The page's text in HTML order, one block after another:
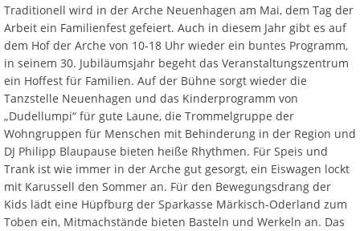
Traditionell wird in der Arche Neuenhagen am Mai, dem Tag der
Arbeit ein Familienfest gefeiert. Auch in diesem Jahr gibt es auf
dem Hof der Arche von 10-18 Uhr wieder ein buntes Programm,
in seinem 30. Jubiläumsjahr begeht das Veranstaltungszentrum
ein Hoffest für Familien. Auf der Bühne sorgt wieder die
Tanzstelle Neuenhagen und das Kinderprogramm von
„Dudellumpi“ für gute Laune, die Trommelgruppe der
Wohngruppen für Menschen mit Behinderung in der Region und
DJ Philipp Blaupause bieten heiße Rhythmen. Für Speis und
Trank ist wie immer in der Arche gut gesorgt, ein Eiswagen lockt
mit Karussell den Sommer an. Für den Bewegungsdrang der
Kids lädt eine Hüpfburg der Sparkasse Märkisch-Oderland zum
Toben ein, Mitmachstände bieten Basteln und Werkeln an. Das